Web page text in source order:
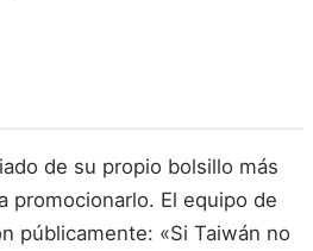
de su propio bolsillo más
promocionarlo. El equipo de
públicamente: «Si Taiwán no